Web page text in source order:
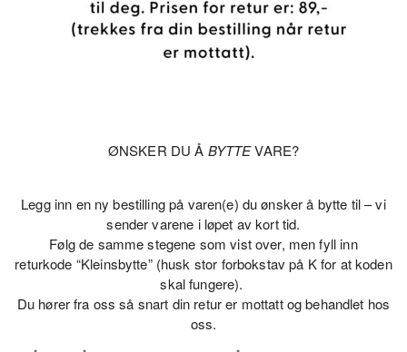
ØNSKER DU Å BYTTEVARE?
Legg inn en ny bestilling på varen(e) du ønsker å bytte til – vi
sender varene i løpet av kort tid.
Følg de samme stegene som vist over, men fyll inn
returkode “Kleinsbytte”(husk stor forbokstav på Kfor at koden
skal fungere).
Du hører fra oss så snart din retur er mottatt og behandlet hos
oss.